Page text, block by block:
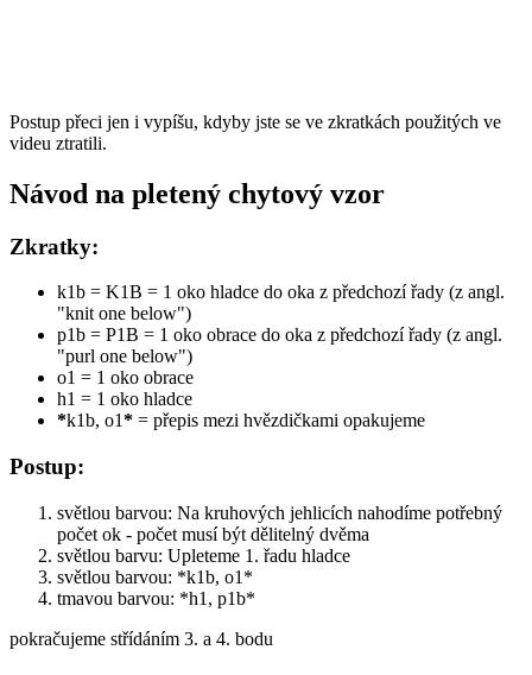
Postup přeci jen i vypíšu, kdyby jste se ve zkratkách použitých ve
videu ztratili.
Návod na pletený chytový vzor
Zkratky:
k1b = K1B = 1 oko hladce do oka z předchozí řady (z angl.
"knit one below")
p1b = P1B = 1 oko obrace do oka z předchozí řady (z angl.
"purl one below")
o1 = 1 oko obrace
h1 = 1 oko hladce
*k1b, o1* = přepis mezi hvězdičkami opakujeme
Postup:
světlou barvou: Na kruhových jehlicích nahodíme potřebný
počet ok - počet musí být dělitelný dvěma
světlou barvu: Upleteme 1. řadu hladce
světlou barvou: *k1b, o1*
tmavou barvou: *h1, p1b*
pokračujeme střídáním 3. a 4. bodu